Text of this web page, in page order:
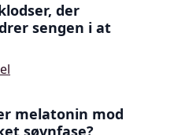
der
sengen i at
melatonin mod
søvnfase?